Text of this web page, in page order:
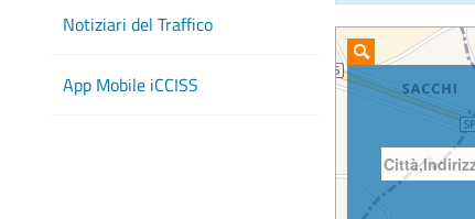
Notiziari del Traffico
App Mobile iCCISS